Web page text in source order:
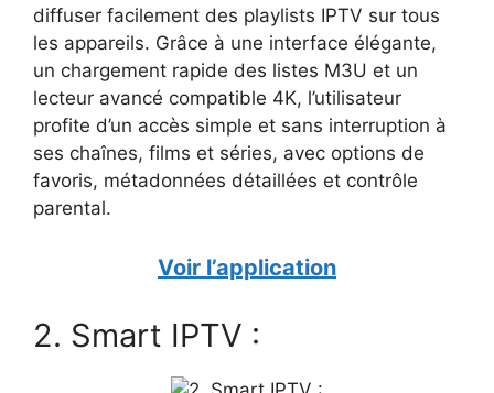
diffuser facilement des playlists IPTV sur tous
les appareils. Grâce à une interface élégante,
un chargement rapide des listes M3U et un
lecteur avancé compatible 4K, l’utilisateur
profite d’un accès simple et sans interruption à
ses chaînes, films et séries, avec options de
favoris, métadonnées détaillées et contrôle
parental.
Voir l’application
2. Smart IPTV :